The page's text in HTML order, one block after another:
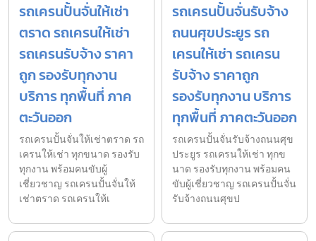
รถเครนปั้นจั่นให้เช่า
ตราด รถเครนให้เช่า
รถเครนรับจ้าง ราคา
ถูก รองรับทุกงาน
บริการ ทุกพื้นที่ ภาค
ตะวันออก
รถเครนปั้นจั่นให้เช่าตราด รถ
เครนให้เช่า ทุกขนาด รองรับ
ทุกงาน พร้อมคนขับผู้
เชี่ยวชาญ รถเครนปั้นจั่นให้
เช่าตราด รถเครนให้เ
รถเครนปั้นจั่นรับจ้าง
ถนนศุขประยูร รถ
เครนให้เช่า รถเครน
รับจ้าง ราคาถูก
รองรับทุกงาน บริการ
ทุกพื้นที่ ภาคตะวันออก
รถเครนปั้นจั่นรับจ้างถนนศุข
ประยูร รถเครนให้เช่า ทุกข
นาด รองรับทุกงาน พร้อมคน
ขับผู้เชี่ยวชาญ รถเครนปั้นจั่น
รับจ้างถนนศุขป